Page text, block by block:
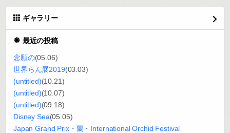
ギャラリー
最近の投稿
念願の(05.06)
世界らん展2019(03.03)
(untitled)(10.21)
(untitled)(10.07)
(untitled)(09.18)
Disney Sea(05.05)
Japan Grand Prix・蘭・International Orchid Festival